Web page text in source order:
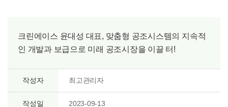
크린에이스 윤대성 대표, 맞춤형 공조시스템의 지속적
인 개발과 보급으로 미래 공조시장을 이끌 터!
작성자 최고관리자
작성일 2023-09-13